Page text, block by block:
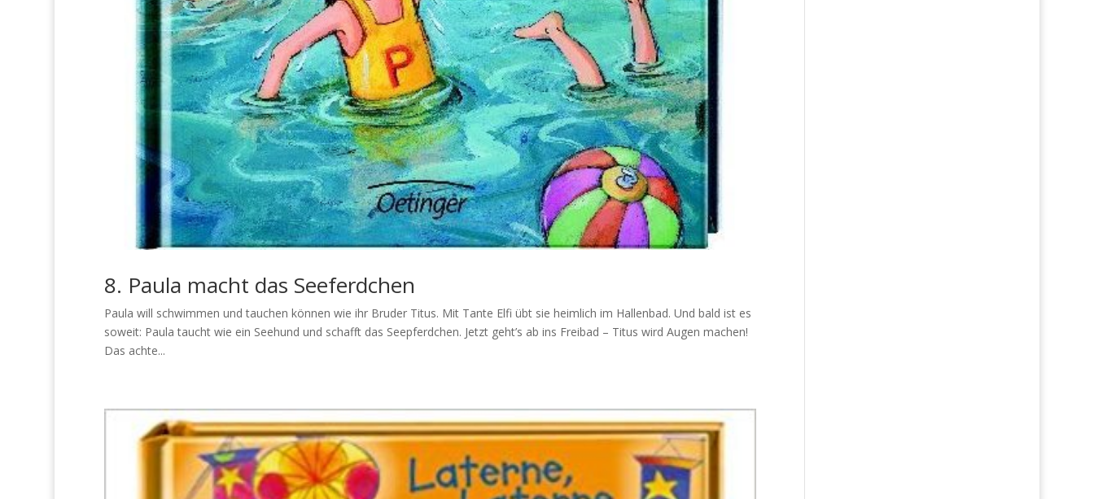
8. Paula macht das Seeferdchen
Paula will schwimmen und tauchen können wie ihr Bruder Titus. Mit Tante Elfi übt sie heimlich im Hallenbad. Und bald ist es
soweit: Paula taucht wie ein Seehund und schafft das Seepferdchen. Jetzt geht’s ab ins Freibad – Titus wird Augen machen!
Das achte...